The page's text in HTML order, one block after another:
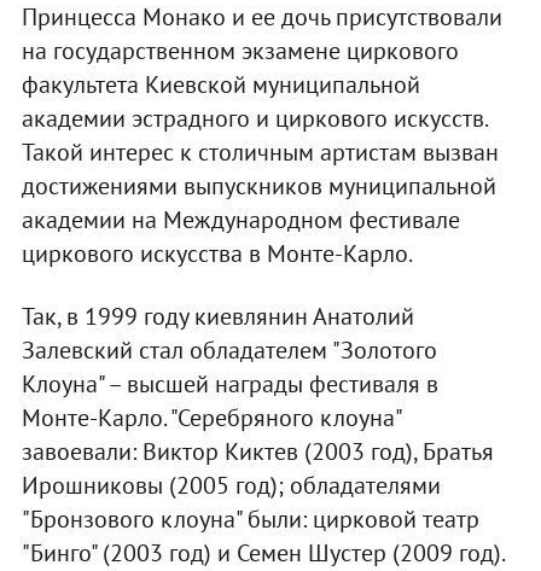
Принцесса Монако и ее дочь присутствовали
на государственном экзамене циркового
факультета Киевской муниципальной
академии эстрадного и циркового искусств.
Такой интерес к столичным артистам вызван
достижениями выпускников муниципальной
академии на Международном фестивале
циркового искусства в Монте-Карло.
Так, в 1999 году киевлянин Анатолий
Залевский стал обладателем "Золотого
Клоуна" – высшей награды фестиваля в
Монте-Карло. "Серебряного клоуна"
завоевали: Виктор Киктев (2003 год), Братья
Ирошниковы (2005 год); обладателями
"Бронзового клоуна" были: цирковой театр
"Бинго" (2003 год) и Семен Шустер (2009 год).